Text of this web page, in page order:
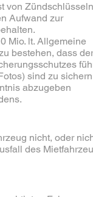
von
Aufwand zur
Mio. lt. Allgemeine
bestehen, dass der
sind zu
abzugeben
nicht, oder
des